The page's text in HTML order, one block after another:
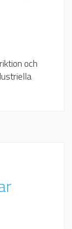
och